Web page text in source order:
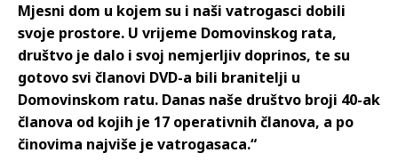
Mjesni dom u kojem su i naši vatrogasci dobili
svoje prostore. U vrijeme Domovinskog rata,
društvo je dalo i svoj nemjerljiv doprinos, te su
gotovo svi članovi DVD-a bili branitelji u
Domovinskom ratu. Danas naše društvo broji 40-ak
članova od kojih je 17 operativnih članova, a po
činovima najviše je vatrogasaca.“